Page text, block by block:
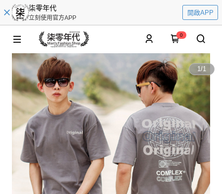
柒零年代
立刻使用官方APP
開啟APP
0
1/1